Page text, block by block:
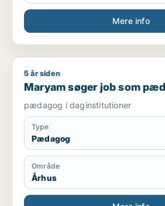
Mere info
Maryam søger job som pædagog
5 år siden
Maryam søger job som
pædagog i daginstitutioner
Type
Pædagog
Område
Århus